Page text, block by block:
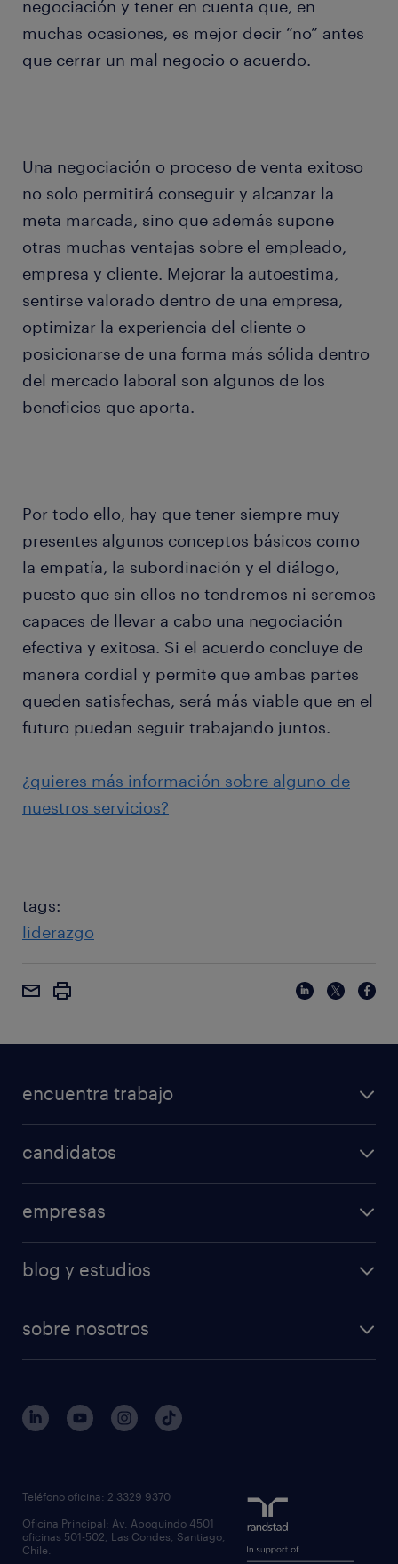
negociación y tener en cuenta que, en
muchas ocasiones, es mejor decir “no” antes
que cerrar un mal negocio o acuerdo.
Una negociación o proceso de venta exitoso
no solo permitirá conseguir y alcanzar la
meta marcada, sino que además supone
otras muchas ventajas sobre el empleado,
empresa y cliente. Mejorar la autoestima,
sentirse valorado dentro de una empresa,
optimizar la experiencia del cliente o
posicionarse de una forma más sólida dentro
del mercado laboral son algunos de los
beneficios que aporta.
Por todo ello, hay que tener siempre muy
presentes algunos conceptos básicos como
la empatía, la subordinación y el diálogo,
puesto que sin ellos no tendremos ni seremos
capaces de llevar a cabo una negociación
efectiva y exitosa. Si el acuerdo concluye de
manera cordial y permite que ambas partes
queden satisfechas, será más viable que en el
futuro puedan seguir trabajando juntos.
¿quieres más información sobre alguno de
nuestros servicios?
tags:
liderazgo
encuentra trabajo
candidatos
empresas
blog y estudios
sobre nosotros
Teléfono oficina: 2 3329 9370
Oficina Principal: Av. Apoquindo 4501
oficinas 501-502, Las Condes, Santiago,
Chile.